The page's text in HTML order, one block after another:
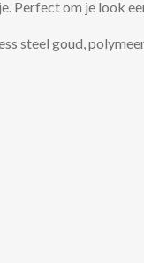
Perfect om je look
steel goud,